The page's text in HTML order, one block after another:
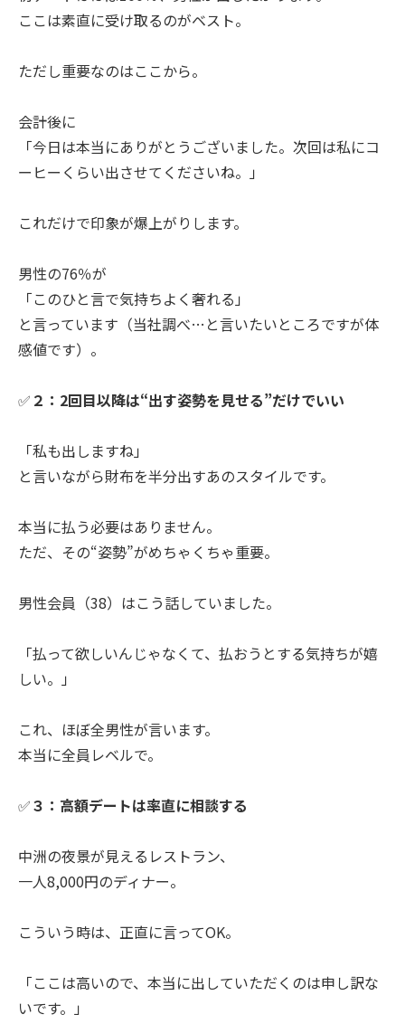
ここは素直に受け取るのがベスト。
ただし重要なのはここから。
会計後に
「今日は本当にありがとうございました。次回は私にコ
ーヒーくらい出させてくださいね。」
これだけで印象が爆上がりします。
男性の76％が
「このひと言で気持ちよく奢れる」
と言っています（当社調べ…と言いたいところですが体
感値です）。
✅ ２：2回目以降は“出す姿勢を見せる”だけでいい
「私も出しますね」
と言いながら財布を半分出すあのスタイルです。
本当に払う必要はありません。
ただ、その“姿勢”がめちゃくちゃ重要。
男性会員（38）はこう話していました。
「払って欲しいんじゃなくて、払おうとする気持ちが嬉
しい。」
これ、ほぼ全男性が言います。
本当に全員レベルで。
✅３：高額デートは率直に相談する
中洲の夜景が見えるレストラン、
一人8,000円のディナー。
こういう時は、正直に言ってOK。
「ここは高いので、本当に出していただくのは申し訳な
いです。」